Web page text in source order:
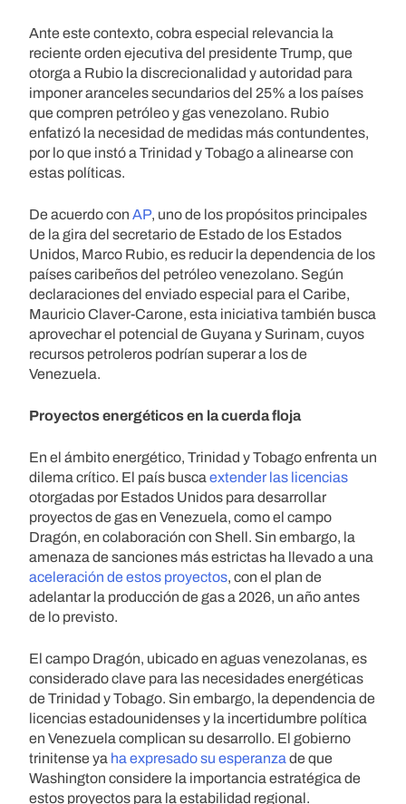
Ante este contexto, cobra especial relevancia la
reciente orden ejecutiva del presidente Trump, que
otorga a Rubio la discrecionalidad y autoridad para
imponer aranceles secundarios del 25% a los países
que compren petróleo y gas venezolano. Rubio
enfatizó la necesidad de medidas más contundentes,
por lo que instó a Trinidad y Tobago a alinearse con
estas políticas.
De acuerdo con AP, uno de los propósitos principales
de la gira del secretario de Estado de los Estados
Unidos, Marco Rubio, es reducir la dependencia de los
países caribeños del petróleo venezolano. Según
declaraciones del enviado especial para el Caribe,
Mauricio Claver-Carone, esta iniciativa también busca
aprovechar el potencial de Guyana y Surinam, cuyos
recursos petroleros podrían superar a los de
Venezuela.
Proyectos energéticos en la cuerda floja
En el ámbito energético, Trinidad y Tobago enfrenta un
dilema crítico. El país busca extender las licencias
otorgadas por Estados Unidos para desarrollar
proyectos de gas en Venezuela, como el campo
Dragón, en colaboración con Shell. Sin embargo, la
amenaza de sanciones más estrictas ha llevado a una
aceleración de estos proyectos, con el plan de
adelantar la producción de gas a 2026, un año antes
de lo previsto.
El campo Dragón, ubicado en aguas venezolanas, es
considerado clave para las necesidades energéticas
de Trinidad y Tobago. Sin embargo, la dependencia de
licencias estadounidenses y la incertidumbre política
en Venezuela complican su desarrollo. El gobierno
trinitense ya ha expresado su esperanza de que
Washington considere la importancia estratégica de
estos proyectos para la estabilidad regional.